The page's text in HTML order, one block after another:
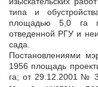
типа и
площадью 5,0 га
отведенной РГУ и
сада.
Постановлениями
1956 площадь
га; от 29.12.2001 №